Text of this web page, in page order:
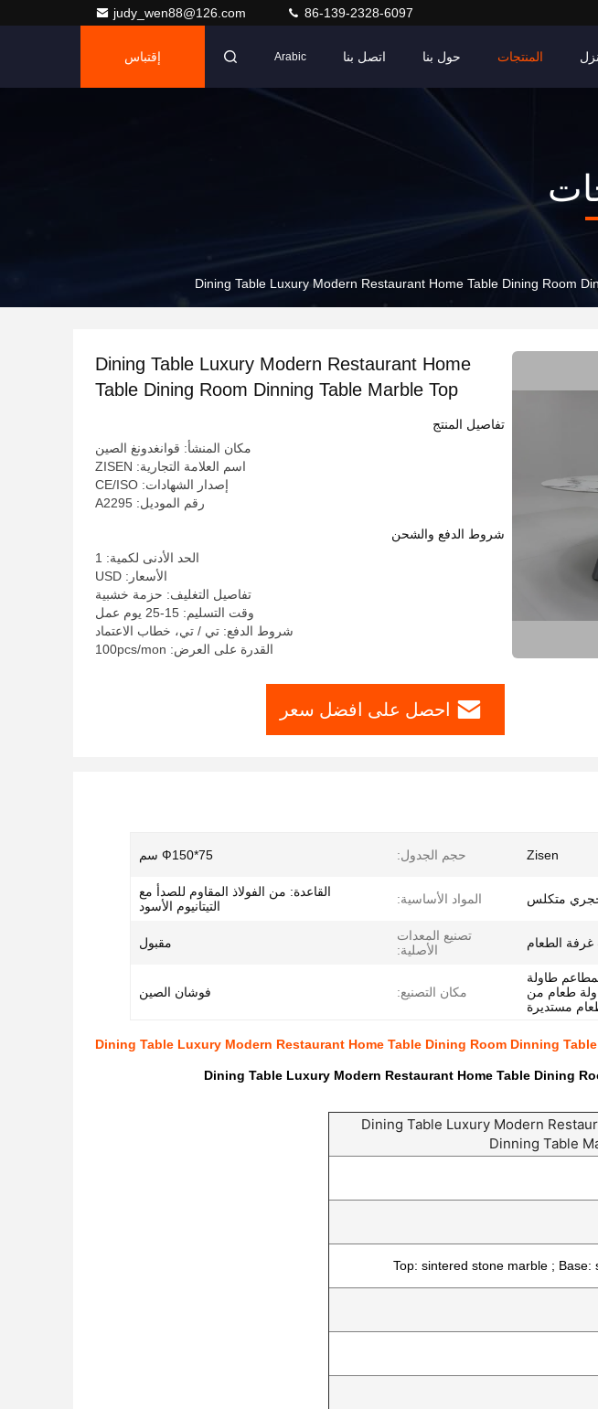
judy_wen88@126.com 86-139-2328-6097
المنتجات حول بنا اتصل بنا Arabic إقتباس
Dining Table Luxury Modern Restaurant Home Table Dining Room
Dining Table Luxury Modern Restaurant Home
Table Dining Room Dinning Table Marble Top
تفاصيل المنتج
مكان المنشأ: قوانغدونغ الصين
اسم العلامة التجارية: ZISEN
إصدار الشهادات: CE/ISO
رقم الموديل: A2295
شروط الدفع والشحن
الحد الأدنى لكمية: 1
الأسعار: USD
تفاصيل التغليف: حزمة خشبية
وقت التسليم: 15-25 يوم عمل
شروط الدفع: تي / تي، خطاب الاعتماد
القدرة على العرض: 100pcs/mon
احصل على افضل سعر
Zisen حجم الجدول: Ф150*75 سم
حجري متكلس المواد الأساسية:
القاعدة: من الفولاذ المقاوم للصدأ مع
التيتانيوم الأسود
غرفة الطعام
تصنيع المعدات
الأصلية:
مقبول
طاولة
طعام من
مستديرة
مكان التصنيع: فوشان الصين
Dining Table Luxury Modern Restaurant Home Table Dining Room Dinning
Dining Table Luxury Modern Restaurant Home Table Dining
Dining Table Luxury Modern
Dinning Table
Top: sintered stone marble ; Base: